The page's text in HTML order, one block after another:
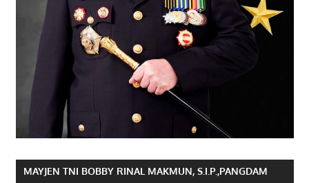
MAYJEN TNI BOBBY RINAL MAKMUN, S.I.P.,PANGDAM